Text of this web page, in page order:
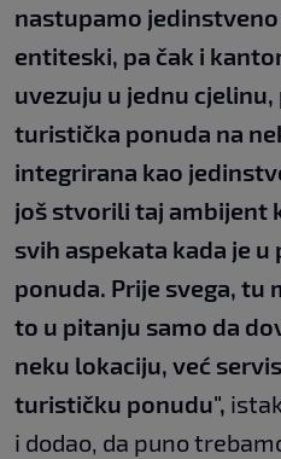
nastupamo
entiteski, pa čak i
uvezuju u jednu
turistička ponuda na
integrirana kao
još stvorili taj ambijent
svih aspekata kada je
ponuda. Prije svega, tu
to u pitanju samo da
neku lokaciju, već
turističku ponudu",
i dodao, da puno